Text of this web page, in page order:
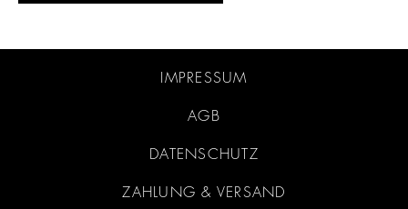
IMPRESSUM
AGB
DATENSCHUTZ
ZAHLUNG & VERSAND